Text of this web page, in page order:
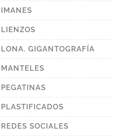
IMANES
LIENZOS
LONA. GIGANTOGRAFÍA
MANTELES
PEGATINAS
PLASTIFICADOS
REDES SOCIALES